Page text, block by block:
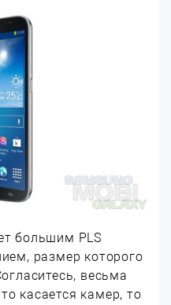
большим PLS
размер которого
весьма
касается камер, то